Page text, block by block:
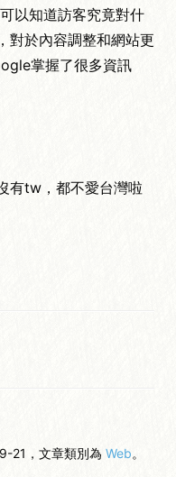
以知道訪客究竟對什
對於內容調整和網站更
掌握了很多資訊
有tw，都不愛台灣啦
21，文章類別為 Web。